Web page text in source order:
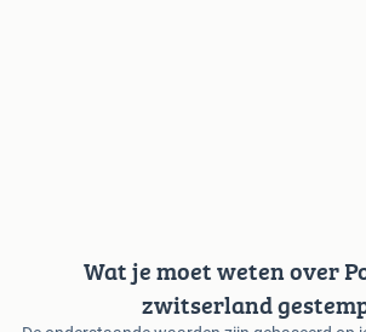
Wat je moet weten over
zwitserland